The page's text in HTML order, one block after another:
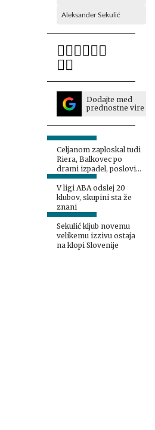
Aleksander Sekulić
Dodajte med
prednostne vire
Celjanom zaploskal tudi
Riera, Balkovec po
drami izpadel, poslovil
se je tudi Janža
V ligi ABA odslej 20
klubov, skupini sta že
znani
Sekulić kljub novemu
velikemu izzivu ostaja
na klopi Slovenije